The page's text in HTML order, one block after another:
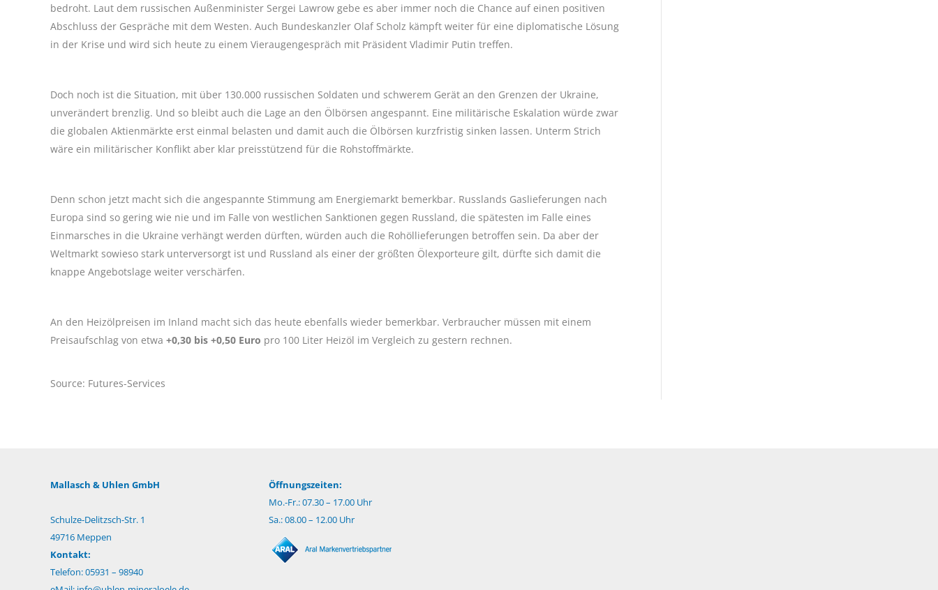
bedroht. Laut dem russischen Außenminister Sergei Lawrow gebe es aber immer noch die Chance auf einen positiven
Abschluss der Gespräche mit dem Westen. Auch Bundeskanzler Olaf Scholz kämpft weiter für eine diplomatische Lösung
in der Krise und wird sich heute zu einem Vieraugengespräch mit Präsident Vladimir Putin treffen.
Doch noch ist die Situation, mit über 130.000 russischen Soldaten und schwerem Gerät an den Grenzen der Ukraine,
unverändert brenzlig. Und so bleibt auch die Lage an den Ölbörsen angespannt. Eine militärische Eskalation würde zwar
die globalen Aktienmärkte erst einmal belasten und damit auch die Ölbörsen kurzfristig sinken lassen. Unterm Strich
wäre ein militärischer Konflikt aber klar preisstützend für die Rohstoffmärkte.
Denn schon jetzt macht sich die angespannte Stimmung am Energiemarkt bemerkbar. Russlands Gaslieferungen nach
Europa sind so gering wie nie und im Falle von westlichen Sanktionen gegen Russland, die spätesten im Falle eines
Einmarsches in die Ukraine verhängt werden dürften, würden auch die Rohöllieferungen betroffen sein. Da aber der
Weltmarkt sowieso stark unterversorgt ist und Russland als einer der größten Ölexporteure gilt, dürfte sich damit die
knappe Angebotslage weiter verschärfen.
An den Heizölpreisen im Inland macht sich das heute ebenfalls wieder bemerkbar. Verbraucher müssen mit einem
Preisaufschlag von etwa +0,30 bis +0,50 Euro pro 100 Liter Heizöl im Vergleich zu gestern rechnen.
Source: Futures-Services
Mallasch & Uhlen GmbH
Schulze-Delitzsch-Str. 1
49716 Meppen
Kontakt:
Telefon: 05931 – 98940
Öffnungszeiten:
Mo.-Fr.: 07.30 – 17.00 Uhr
Sa.: 08.00 – 12.00 Uhr